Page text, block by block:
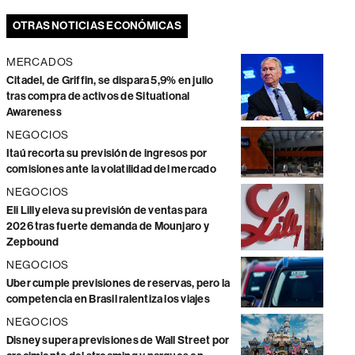
OTRAS NOTICIAS ECONÓMICAS
MERCADOS
Citadel, de Griffin, se dispara 5,9% en julio
tras compra de activos de Situational
Awareness
NEGOCIOS
Itaú recorta su previsión de ingresos por
comisiones ante la volatilidad del mercado
NEGOCIOS
Eli Lilly eleva su previsión de ventas para
2026 tras fuerte demanda de Mounjaro y
Zepbound
NEGOCIOS
Uber cumple previsiones de reservas, pero la
competencia en Brasil ralentiza los viajes
NEGOCIOS
Disney supera previsiones de Wall Street por